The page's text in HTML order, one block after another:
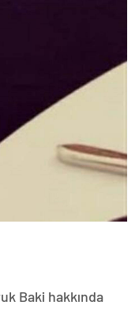
Baki hakkında